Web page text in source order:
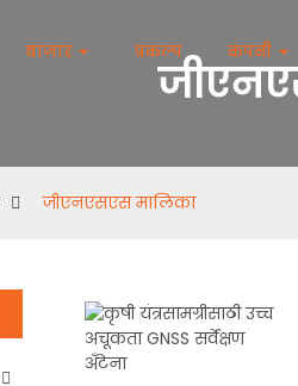
बाजार प्रकल्प कंपनी
जीएनएसएस मालिका